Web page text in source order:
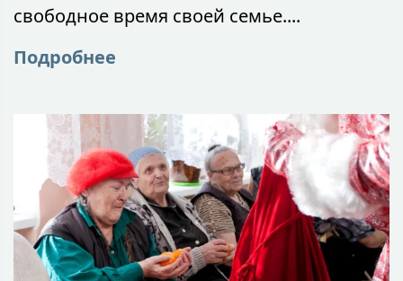
свободное время своей семье....
Подробнее